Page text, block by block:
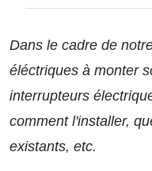
Dans le cadre de
éléctriques à monter
interrupteurs
comment l'installer,
existants, etc.